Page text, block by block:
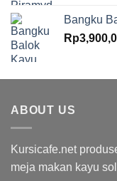
Bangku
Rp
ABOUT US
Kursicafe.net
meja makan kayu